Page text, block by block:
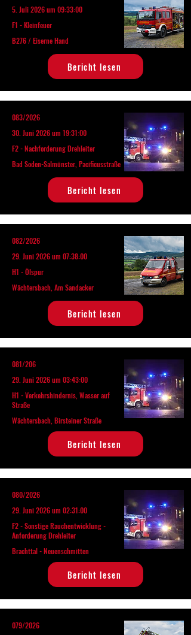
5. Juli 2026 um 09:33:00
F1 - Kleinfeuer
B276 / Eiserne Hand
Bericht lesen
083/2026
30. Juni 2026 um 19:31:00
F2 - Nachforderung Drehleiter
Bad Soden-Salmünster, Pacificusstraße
Bericht lesen
082/2026
29. Juni 2026 um 07:38:00
H1 - Ölspur
Wächtersbach, Am Sandacker
Bericht lesen
081/206
29. Juni 2026 um 03:43:00
H1 - Verkehrshindernis, Wasser auf
Straße
Wächtersbach, Birsteiner Straße
Bericht lesen
080/2026
29. Juni 2026 um 02:31:00
F2 - Sonstige Rauchentwicklung -
Anforderung Drehleiter
Brachttal - Neuenschmitten
Bericht lesen
079/2026